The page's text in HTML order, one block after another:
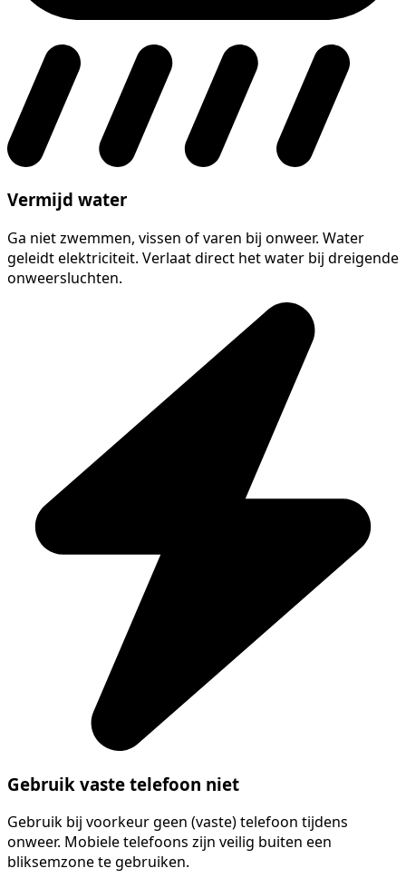
Vermijd water
Ga niet zwemmen, vissen of varen bij onweer. Water
geleidt elektriciteit. Verlaat direct het water bij dreigende
onweersluchten.
Gebruik vaste telefoon niet
Gebruik bij voorkeur geen (vaste) telefoon tijdens
onweer. Mobiele telefoons zijn veilig buiten een
bliksemzone te gebruiken.